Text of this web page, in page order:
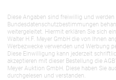
Diese Angaben sind freiwillig und werden
Bundesdatenschutzbestimmungen
weitergeleitet. Hiermit erklären Sie sich
Walter H.F. Meyer GmbH die von Ihnen
Werbezwecke verwenden und Werbung
Diese Einwilligung kann jederzeit
akzeptieren mit dieser Bestellung die
Meyer Auktion GmbH. Diese haben Sie
durchgelesen und verstanden.